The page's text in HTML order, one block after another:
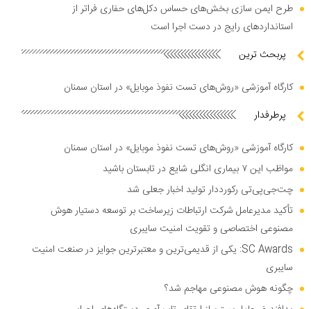
طرح ایمن سازی بخش‌های حساس دکل‌های حفاری فراتر از
استاندارد‌های رایج در دست اجرا است
پربحث ترین
کارگاه آموزشی «روش‌های تست نفوذ موبایل» در استان سمنان
پرطرفدار
کارگاه آموزشی «روش‌های تست نفوذ موبایل» در استان سمنان
مواظب این ۷ بیماری انگلی شایع در تابستان باشید
چت‌جی‌پی‌تی رکورددار تولید اخبار جعلی شد
تأکید مدیرعامل شرکت ارتباطات زیرساخت بر توسعه دستیار هوش
مصنوعی اختصاصی و تقویت امنیت سایبری
SC Awards: یکی از قدیمی‌ترین و معتبرترین جوایز در صنعت امنیت
سایبری
چگونه هوش مصنوعی مهاجم شد؟